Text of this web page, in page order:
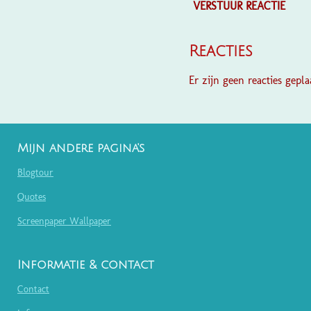
VERSTUUR REACTIE
Reacties
Er zijn geen reacties
Mijn andere pagina's
Blogtour
Quotes
Screenpaper Wallpaper
Informatie & contact
Contact